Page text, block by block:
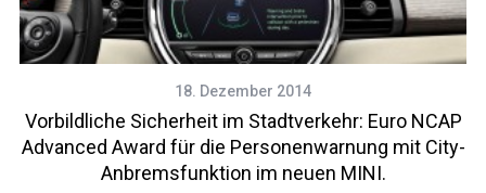
18. Dezember 2014
Vorbildliche Sicherheit im Stadtverkehr: Euro NCAP
Advanced Award für die Personenwarnung mit City-
Anbremsfunktion im neuen MINI.